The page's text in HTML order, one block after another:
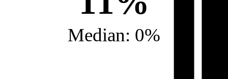
Median: 0%